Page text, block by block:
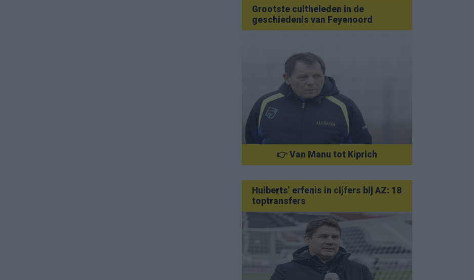
Grootste cultheleden in de
geschiedenis van Feyenoord
👉 Van Manu tot Kiprich
Huiberts’ erfenis in cijfers bij AZ: 18
toptransfers